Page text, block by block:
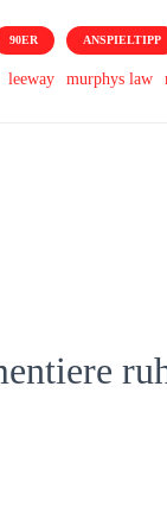
90ER ANSPIELTIPP
leeway murphys law